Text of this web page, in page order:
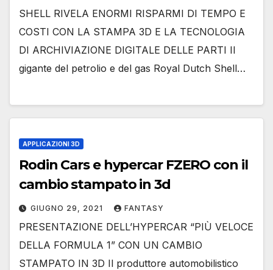
SHELL RIVELA ENORMI RISPARMI DI TEMPO E
COSTI CON LA STAMPA 3D E LA TECNOLOGIA
DI ARCHIVIAZIONE DIGITALE DELLE PARTI Il
gigante del petrolio e del gas Royal Dutch Shell…
APPLICAZIONI 3D
Rodin Cars e hypercar FZERO con il
cambio stampato in 3d
GIUGNO 29, 2021 FANTASY
PRESENTAZIONE DELL’HYPERCAR “PIÙ VELOCE
DELLA FORMULA 1” CON UN CAMBIO
STAMPATO IN 3D Il produttore automobilistico